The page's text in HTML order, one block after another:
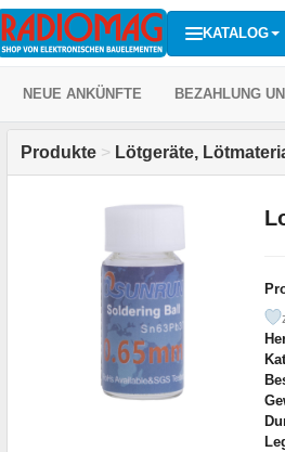
KATALOG
NEUE ANKÜNFTE BEZAHLUNG
Produkte > Lötgeräte,